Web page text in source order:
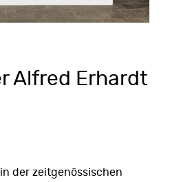
Alfred Erhardt
der zeitgenössischen